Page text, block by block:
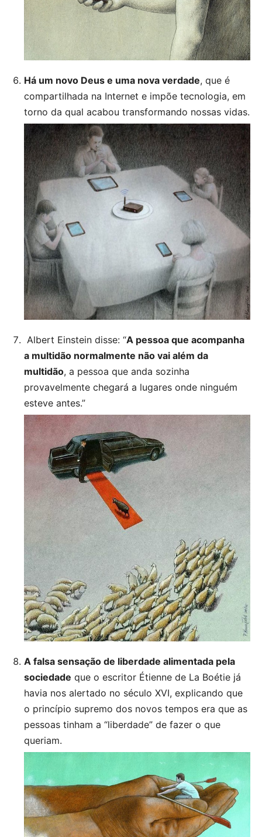
Há um novo Deus e uma nova verdade, que é
compartilhada na Internet e impõe tecnologia, em
torno da qual acabou transformando nossas vidas.
Albert Einstein disse: “A pessoa que acompanha
a multidão normalmente não vai além da
multidão, a pessoa que anda sozinha
provavelmente chegará a lugares onde ninguém
esteve antes.”
A falsa sensação de liberdade alimentada pela
sociedade que o escritor Étienne de La Boétie já
havia nos alertado no século XVI, explicando que
o princípio supremo dos novos tempos era que as
pessoas tinham a “liberdade” de fazer o que
queriam.